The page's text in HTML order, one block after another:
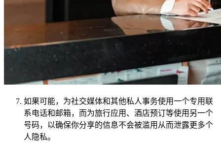
如果可能，为社交媒体和其他私人事务使用一个专用联
系电话和邮箱，而为旅行应用、酒店预订等使用另一个
号码，以确保你分享的信息不会被滥用从而泄露更多个
人隐私。